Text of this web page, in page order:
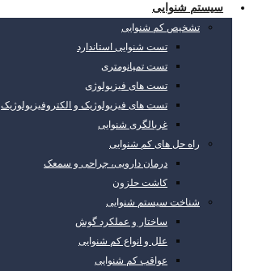
سیستم شنوایی
تشخیص کم شنوایی
تست شنوایی استاندارد
تست تمپانومتری
تست های فیزیولوژی
تست های فیزیولوژیک و الکتروفیزیولوژیک
غربالگری شنوایی
راه حل های کم شنوایی
درمان دارویی، جراحی و سمعک
کاشت حلزون
شناخت سیستم شنوایی
ساختار و عملکرد گوش
علل و انواع کم شنوایی
عواقب کم شنوایی